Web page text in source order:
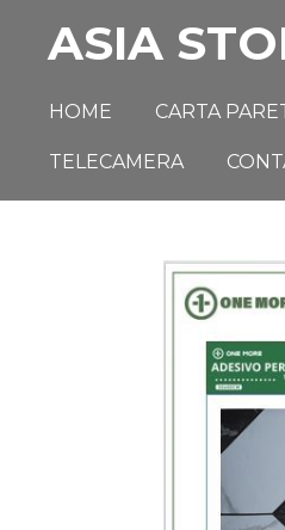
principale
ASIA
HOME CARTA
TELECAMERA